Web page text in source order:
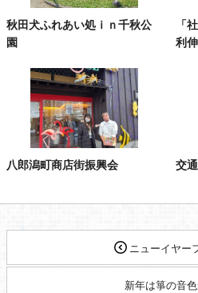
秋田犬ふれあい処ｉｎ千秋公
園
「
利
八郎潟町商店街振興会 交
ニューイヤー
新年は箏の音